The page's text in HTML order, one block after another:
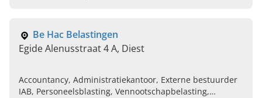
reisadviseur, Persoonlijk
reisadvies, Luxe reizen op
maat, Individuele rondreizen
Be Hac Belastingen
Egide Alenusstraat 4 A, Diest
Accountancy, Administratiekantoor, Externe bestuurder
IAB, Personeelsblasting, Vennootschapbelasting,